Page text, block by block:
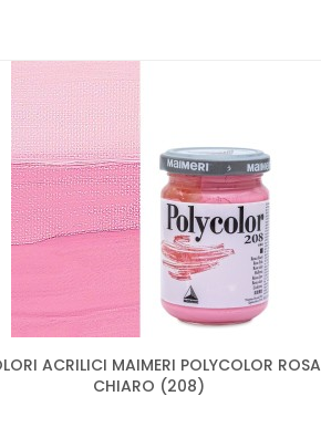
ACRILICI MAIMERI POLYCOLOR ROSA
CHIARO (208)